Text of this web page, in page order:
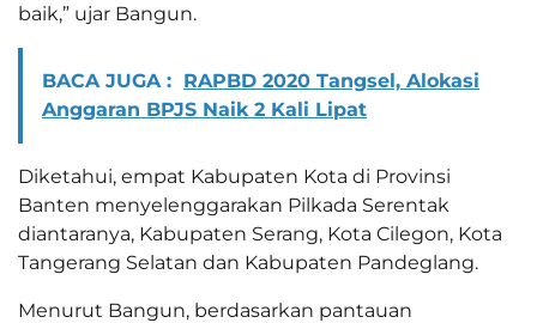
baik,” ujar Bangun.
BACA JUGA : RAPBD 2020 Tangsel, Alokasi
Anggaran BPJS Naik 2 Kali Lipat
Diketahui, empat Kabupaten Kota di Provinsi
Banten menyelenggarakan Pilkada Serentak
diantaranya, Kabupaten Serang, Kota Cilegon, Kota
Tangerang Selatan dan Kabupaten Pandeglang.
Menurut Bangun, berdasarkan pantauan